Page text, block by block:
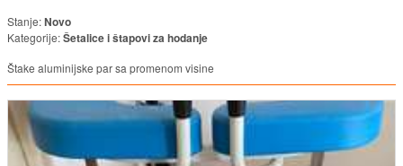
Stanje:Novo
Kategorije:Šetalice i štapovi za hodanje
Štake aluminijske par sa promenom visine